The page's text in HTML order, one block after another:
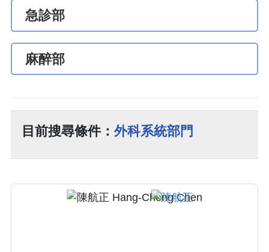
急診部
麻醉部
目前搜尋條件： 外科系統部門